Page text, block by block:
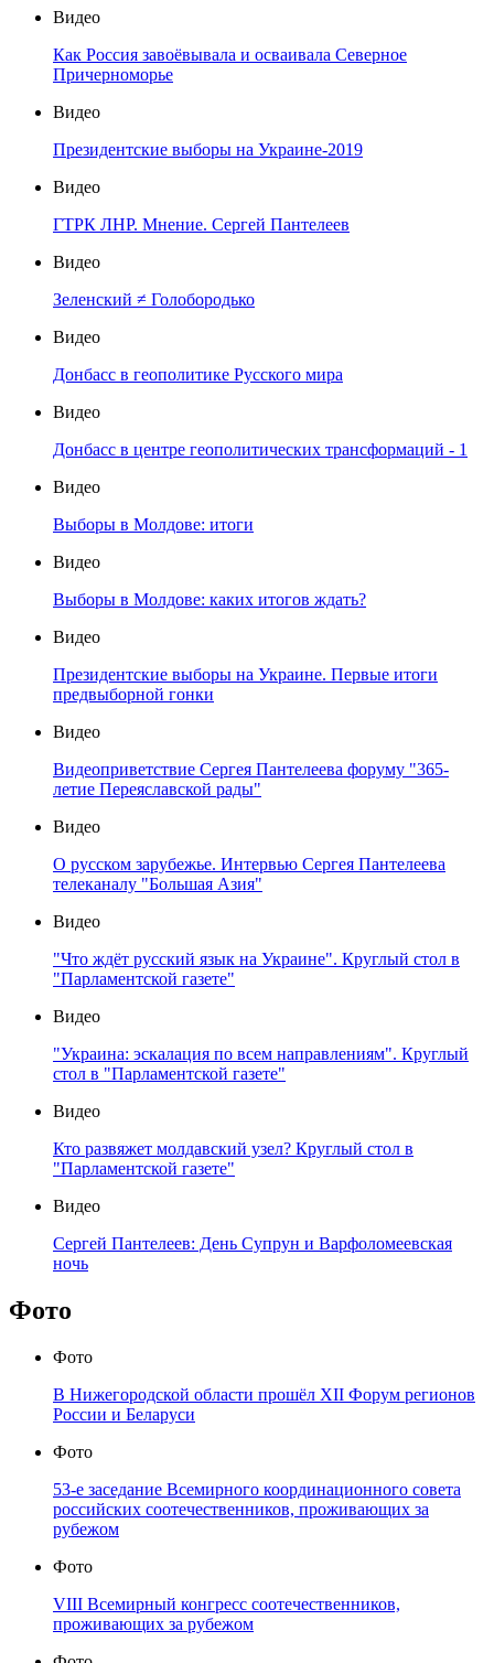
Видео
Как Россия завоёвывала и осваивала Северное
Причерноморье
Видео
Президентские выборы на Украине-2019
Видео
ГТРК ЛНР. Мнение. Сергей Пантелеев
Видео
Зеленский ≠ Голобородько
Видео
Донбасс в геополитике Русского мира
Видео
Донбасс в центре геополитических трансформаций - 1
Видео
Выборы в Молдове: итоги
Видео
Выборы в Молдове: каких итогов ждать?
Видео
Президентские выборы на Украине. Первые итоги
предвыборной гонки
Видео
Видеоприветствие Сергея Пантелеева форуму "365-
летие Переяславской рады"
Видео
О русском зарубежье. Интервью Сергея Пантелеева
телеканалу "Большая Азия"
Видео
"Что ждёт русский язык на Украине". Круглый стол в
"Парламентской газете"
Видео
"Украина: эскалация по всем направлениям". Круглый
стол в "Парламентской газете"
Видео
Кто развяжет молдавский узел? Круглый стол в
"Парламентской газете"
Видео
Сергей Пантелеев: День Супрун и Варфоломеевская
ночь
Фото
Фото
В Нижегородской области прошёл XII Форум регионов
России и Беларуси
Фото
53-е заседание Всемирного координационного совета
российских соотечественников, проживающих за
рубежом
Фото
VIII Всемирный конгресс соотечественников,
проживающих за рубежом